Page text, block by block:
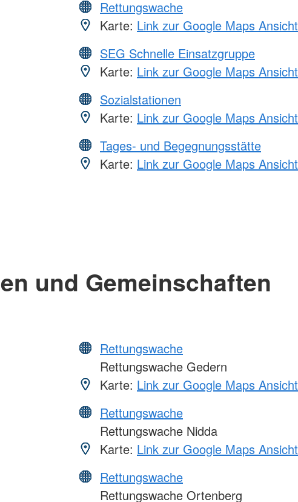
Rettungswache
Karte: Link zur Google Maps Ansicht
SEG Schnelle Einsatzgruppe
Karte: Link zur Google Maps Ansicht
Sozialstationen
Karte: Link zur Google Maps Ansicht
Tages- und Begegnungsstätte
Karte: Link zur Google Maps Ansicht
und Gemeinschaften
Rettungswache
Rettungswache Gedern
Karte: Link zur Google Maps Ansicht
Rettungswache
Rettungswache Nidda
Karte: Link zur Google Maps Ansicht
Rettungswache
Rettungswache Ortenberg